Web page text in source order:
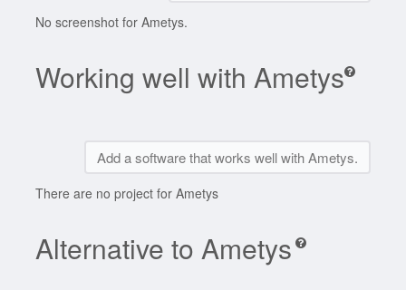
No screenshot for Ametys.
Working well with Ametys
Add a software that works well with Ametys.
There are no project for Ametys
Alternative to Ametys